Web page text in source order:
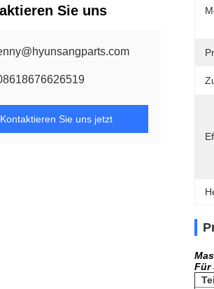
Sie uns
Kontaktieren Sie uns jetzt
Für